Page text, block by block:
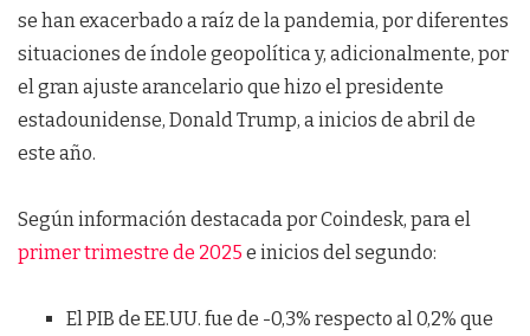
se han exacerbado a raíz de la pandemia, por diferentes
situaciones de índole geopolítica y, adicionalmente, por
el gran ajuste arancelario que hizo el presidente
estadounidense, Donald Trump, a inicios de abril de
este año.
Según información destacada por Coindesk, para el
primer trimestre de 2025 e inicios del segundo:
El PIB de EE.UU. fue de -0,3% respecto al 0,2% que